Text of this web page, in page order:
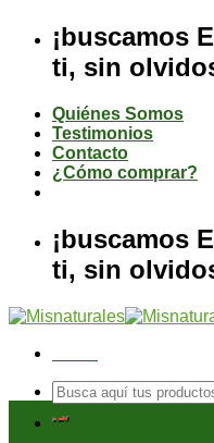
contenido
¡buscamos
ti, sin
Quiénes Somos
Testimonios
Contacto
¿Cómo comprar?
¡buscamos
ti, sin
Buscar
por:
Tienda